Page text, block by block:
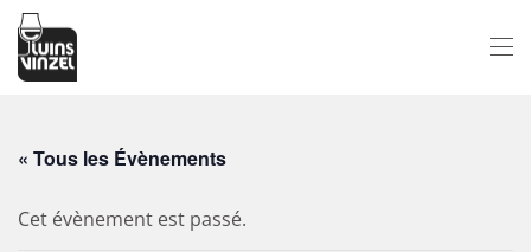
Passer au contenu principal
« Tous les Évènements
Cet évènement est passé.